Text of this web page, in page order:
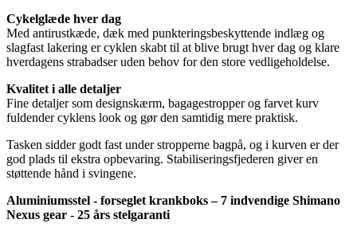
Cykelglæde hver dag
Med antirustkæde, dæk med punkteringsbeskyttende indlæg og
slagfast lakering er cyklen skabt til at blive brugt hver dag og klare
hverdagens strabadser uden behov for den store vedligeholdelse.
Kvalitet i alle detaljer
Fine detaljer som designskærm, bagagestropper og farvet kurv
fuldender cyklens look og gør den samtidig mere praktisk.
Tasken sidder godt fast under stropperne bagpå, og i kurven er der
god plads til ekstra opbevaring. Stabiliseringsfjederen giver en
støttende hånd i svingene.
Aluminiumsstel - forseglet krankboks – 7 indvendige Shimano
Nexus gear - 25 års stelgaranti